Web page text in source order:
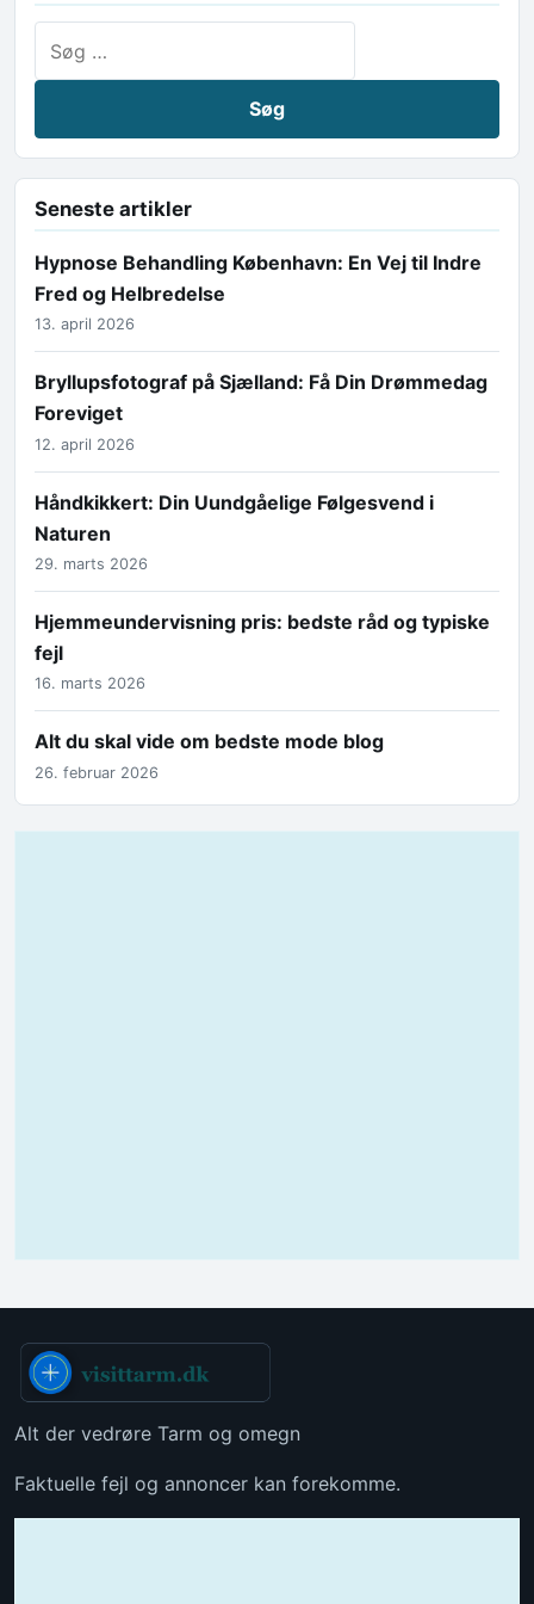
Seneste artikler
Hypnose Behandling København: En Vej til Indre
Fred og Helbredelse
13. april 2026
Bryllupsfotograf på Sjælland: Få Din Drømmedag
Foreviget
12. april 2026
Håndkikkert: Din Uundgåelige Følgesvend i
Naturen
29. marts 2026
Hjemmeundervisning pris: bedste råd og typiske
fejl
16. marts 2026
Alt du skal vide om bedste mode blog
26. februar 2026
Alt der vedrøre Tarm og omegn
Faktuelle fejl og annoncer kan forekomme.